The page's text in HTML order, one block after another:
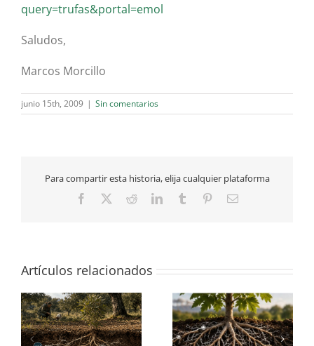
query=trufas&portal=emol
Saludos,
Marcos Morcillo
junio 15th, 2009 | Sin comentarios
Para compartir esta historia, elija cualquier plataforma
Facebook RedditLinkedInTumblr PinterestCorreo
Artículos relacionados
¿son capaces las ¿en qué se parecen los